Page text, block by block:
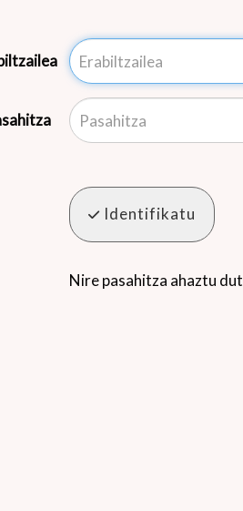
Identifikatu
Nire pasahitza ahaztu dut